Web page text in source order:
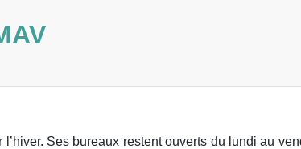
Ses bureaux restent ouverts du lundi au